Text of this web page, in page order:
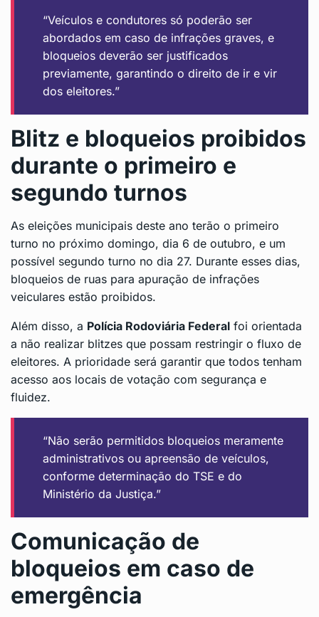
“Veículos e condutores só poderão ser
abordados em caso de infrações graves, e
bloqueios deverão ser justificados
previamente, garantindo o direito de ir e vir
dos eleitores.”
Blitz e bloqueios proibidos
durante o primeiro e
segundo turnos
As eleições municipais deste ano terão o primeiro
turno no próximo domingo, dia 6 de outubro, e um
possível segundo turno no dia 27. Durante esses dias,
bloqueios de ruas para apuração de infrações
veiculares estão proibidos.
Além disso, a Polícia Rodoviária Federal foi orientada
a não realizar blitzes que possam restringir o fluxo de
eleitores. A prioridade será garantir que todos tenham
acesso aos locais de votação com segurança e
fluidez.
“Não serão permitidos bloqueios meramente
administrativos ou apreensão de veículos,
conforme determinação do TSE e do
Ministério da Justiça.”
Comunicação de
bloqueios em caso de
emergência